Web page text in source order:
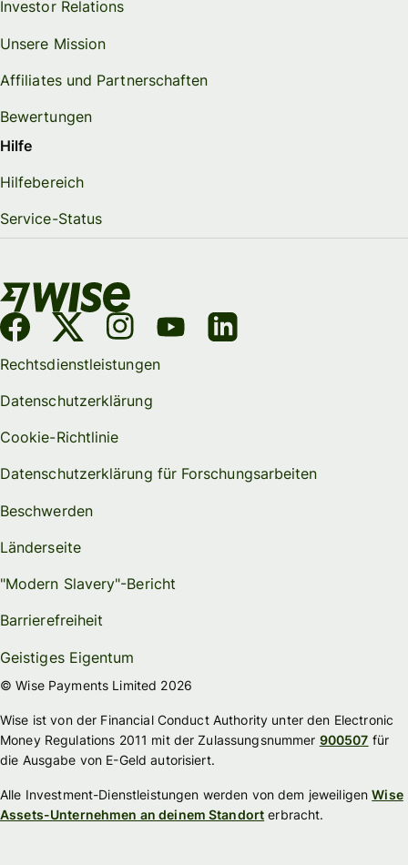
Investor Relations
Unsere Mission
Affiliates und Partnerschaften
Bewertungen
Hilfe
Hilfebereich
Service-Status
Rechtsdienstleistungen
Datenschutzerklärung
Cookie-Richtlinie
Datenschutzerklärung für Forschungsarbeiten
Beschwerden
Länderseite
"Modern Slavery"-Bericht
Barrierefreiheit
Geistiges Eigentum
© Wise Payments Limited 2026
Wise ist von der Financial Conduct Authority unter den Electronic
Money Regulations 2011 mit der Zulassungsnummer 900507 für
die Ausgabe von E-Geld autorisiert.
Alle Investment-Dienstleistungen werden von dem jeweiligenWise
Assets-Unternehmen an deinem Standort erbracht.